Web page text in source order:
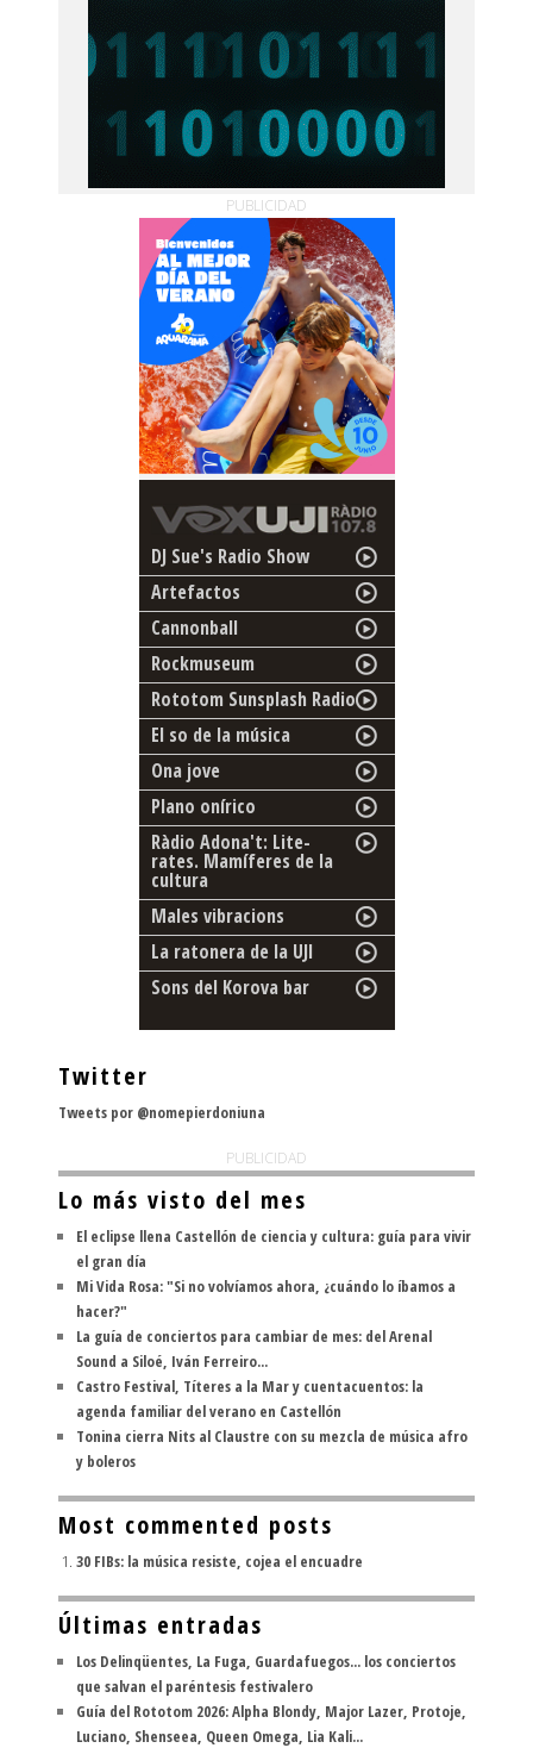
PUBLICIDAD
DJ Sue's Radio Show
Artefactos
Cannonball
Rockmuseum
Rototom Sunsplash Radio
El so de la música
Ona jove
Plano onírico
Ràdio Adona't: Lite-
rates. Mamíferes de la
cultura
Males vibracions
La ratonera de la UJI
Sons del Korova bar
Twitter
Tweets por @nomepierdoniuna
PUBLICIDAD
Lo más visto del mes
El eclipse llena Castellón de ciencia y cultura: guía para vivir
el gran día
Mi Vida Rosa: "Si no volvíamos ahora, ¿cuándo lo íbamos a
hacer?"
La guía de conciertos para cambiar de mes: del Arenal
Sound a Siloé, Iván Ferreiro...
Castro Festival, Títeres a la Mar y cuentacuentos: la
agenda familiar del verano en Castellón
Tonina cierra Nits al Claustre con su mezcla de música afro
y boleros
Most commented posts
30 FIBs: la música resiste, cojea el encuadre
Últimas entradas
Los Delinqüentes, La Fuga, Guardafuegos... los conciertos
que salvan el paréntesis festivalero
Guía del Rototom 2026: Alpha Blondy, Major Lazer, Protoje,
Luciano, Shenseea, Queen Omega, Lia Kali...